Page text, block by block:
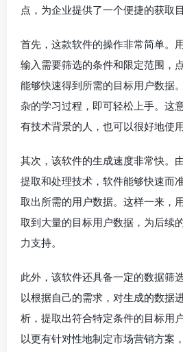
点，为企业提供了一个便捷的获取
首先，这款软件的操作非常简单。
输入需要筛选的条件和限定范围，
能够快速得到所需的目标用户数据
杂的学习过程，即可轻松上手。这
有技术背景的人，也可以很好地使
其次，该软件的生成速度非常快。
提取和处理技术，软件能够快速而
取出所需的用户数据。这样一来，
取到大量的目标用户数据，为后续
力支持。
此外，该软件还具备一定的数据筛
以根据自己的需求，对生成的数据
析，提取出符合特定条件的目标用
以更有针对性地制定市场营销方案